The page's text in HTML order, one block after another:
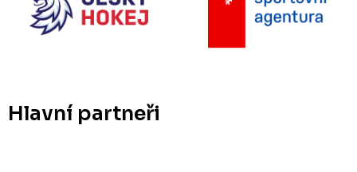
Hlavní partneři